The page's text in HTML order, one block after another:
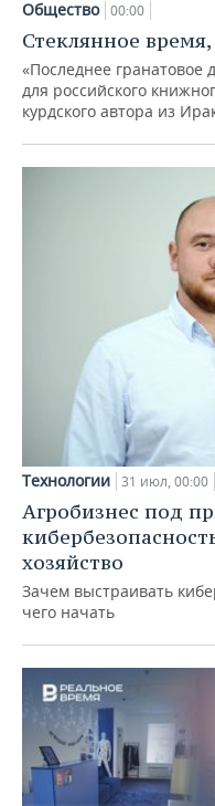
Общество 00:00
Стеклянное
«Последнее
для российского
курдского автора из
Технологии 31 июл, 00:00
Агробизнес под
хозяйство
Зачем выстраивать
чего начать